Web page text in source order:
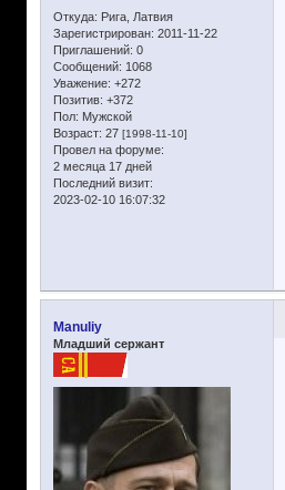
Откуда: Рига, Латвия
Зарегистрирован: 2011-11-22
Приглашений: 0
Сообщений: 1068
Уважение: +272
Позитив: +372
Пол: Мужской
Возраст: 27 [1998-11-10]
Провел на форуме:
2 месяца 17 дней
Последний визит:
2023-02-10 16:07:32
Manuliy
Младший сержант